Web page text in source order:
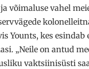
võimaluse vahel
Younts, kes
„Neile on antud
vaktsiinisüsti